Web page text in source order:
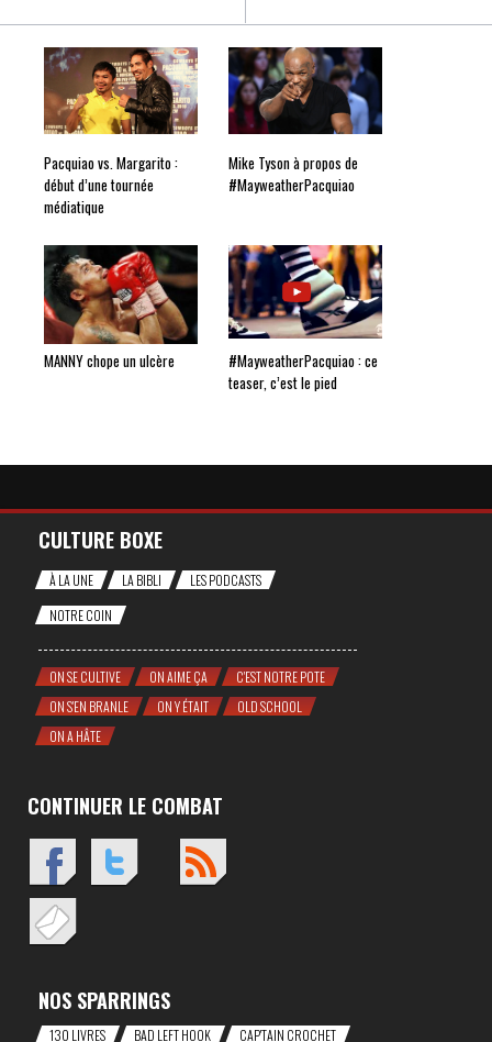
Pacquiao vs. Margarito :
début d’une tournée
médiatique
Mike Tyson à propos de
#MayweatherPacquiao
MANNY chope un ulcère
#MayweatherPacquiao : ce
teaser, c’est le pied
CULTURE BOXE
À LA UNE LA BIBLI
LES PODCASTS
NOTRE COIN
ON SE CULTIVE ON AIME ÇA
C'EST NOTRE POTE
ON S'EN BRANLE
ON Y ÉTAIT
OLD SCHOOL
ON A HÂTE
CONTINUER LE COMBAT
NOS SPARRINGS
130 LIVRES BAD LEFT HOOK CAP'TAIN CROCHET